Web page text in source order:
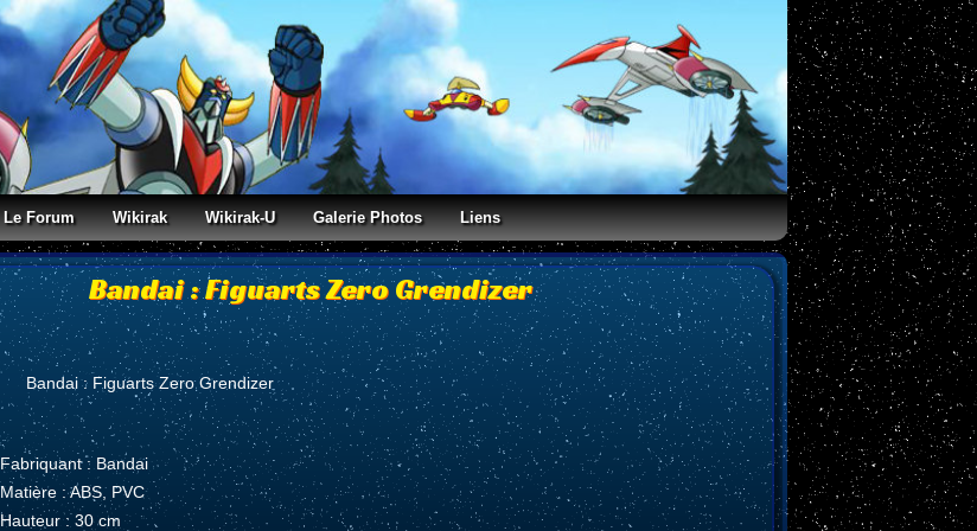
Le Forum Wikirak Wikirak-U Galerie Photos Liens
Bandai : Figuarts Zero Grendizer
Bandai : Figuarts Zero Grendizer
Fabriquant : Bandai
Matière : ABS, PVC
Hauteur : 30 cm